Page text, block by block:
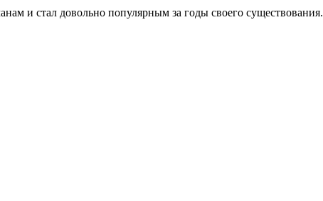
и стал довольно популярным за годы своего существования.